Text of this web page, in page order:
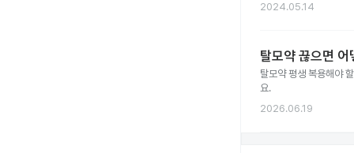
2024.05.14
탈모약 끊으면
탈모약 평생 복용해야
요.
2026.06.19